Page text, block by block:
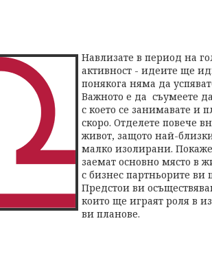
Навлизате в период на
активност - идеите ще
понякога няма да
Важното е да съумеете
с което се занимавате и
скоро. Отделете повече
живот, защото най-
малко изолирани.
заемат основно място в
с бизнес партньорите
Предстои ви
които ще играят роля в
ви планове.